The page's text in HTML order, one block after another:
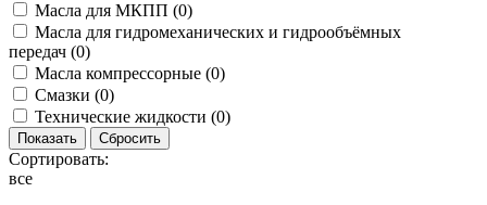
Масла для МКПП (0)
Масла для гидромеханических и гидрообъёмных
передач (0)
Масла компрессорные (0)
Смазки (0)
Технические жидкости (0)
Сортировать:
все